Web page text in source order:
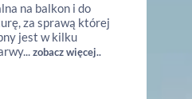
na balkon i do
za sprawą której
jest w kilku
zobacz więcej..